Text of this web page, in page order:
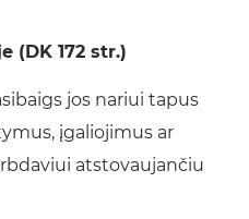
(DK 172 str.)
jos nariui tapus
įgaliojimus ar
atstovaujančiu